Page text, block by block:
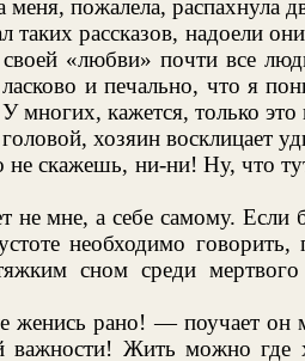
пожалела, распахнула
рассказов, надоели
«любви» почти все
ласково и печально, что я
У многих, кажется, только
хозяин восклицает
скажешь, ни-ни! Ну, что
не мне, а себе самому.
необходимо говорить,
сном среди
рано! — поучает он
важности! Жить можно